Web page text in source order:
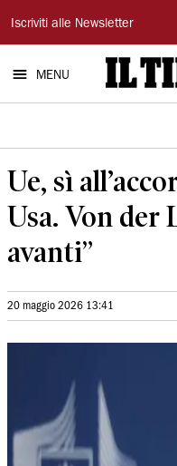
Il
Tirreno
Iscriviti alle Newsletter
MENU
Ue, sì
Usa. Von der
avanti”
20 maggio 2026 13:41